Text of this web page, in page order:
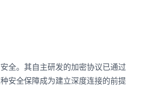
全。其自主研发的加密协议已通过
安全保障成为建立深度连接的前提